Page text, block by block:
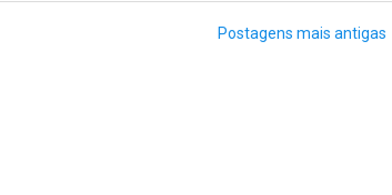
Postagens mais antigas